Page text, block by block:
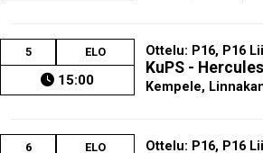
5 ELO
15:00
Ottelu: P16, P16
KuPS -
Kempele,
6 ELO Ottelu: P16, P16